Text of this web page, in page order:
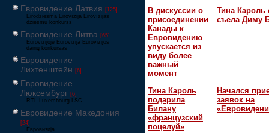
Евровидение Латвия [125]
Eirodziesma Eirovīzija Eirovīzijas
dziesmu konkurss
Евровидение Литва [65]
Eurovizijoje Eurovizija Eurovizijos
dainų konkursas
Евровидение
Лихтенштейн [6]
Евровидение
Люксембург [6]
RTL Luxembourg LSC
Евровидение Македония
[24]
Евровизија
В дискуссии о
присоединении
Канады к
Евровидению
упускается из
виду более
важный
момент
Тина Кароль
съела Диму
Тина Кароль
подарила
Билану
«французский
поцелуй»
Начался
заявок на